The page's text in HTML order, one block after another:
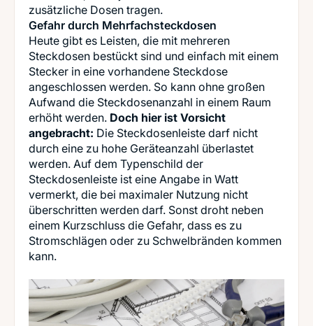
Gefahr durch Mehrfachsteckdosen
Heute gibt es Leisten, die mit mehreren
Steckdosen bestückt sind und einfach mit einem
Stecker in eine vorhandene Steckdose
angeschlossen werden. So kann ohne großen
Aufwand die Steckdosenanzahl in einem Raum
erhöht werden. Doch hier ist Vorsicht
angebracht: Die Steckdosenleiste darf nicht
durch eine zu hohe Geräteanzahl überlastet
werden. Auf dem Typenschild der
Steckdosenleiste ist eine Angabe in Watt
vermerkt, die bei maximaler Nutzung nicht
überschritten werden darf. Sonst droht neben
einem Kurzschluss die Gefahr, dass es zu
Stromschlägen oder zu Schwelbränden kommen
kann.